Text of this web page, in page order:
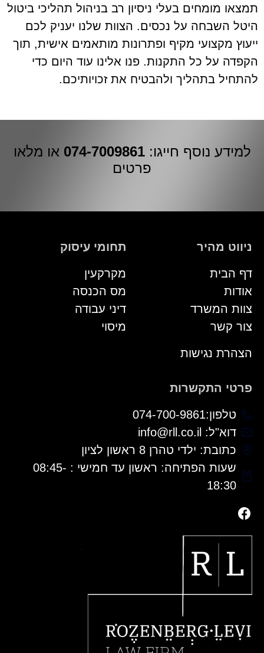
תמצאו מומחים בעלי ניסיון רב בניהול תהליכי ביטול
היטל השבחה על נכסים. הצוות שלנו יעניק לכם
ייעוץ מקצועי מקיף ופתרונות מותאמים אישית, תוך
הקפדה על כל התקנות. פנו אלינו עוד היום כדי
להתחיל בתהליך ולהבטיח את זכויותיכם.
למידע נוסף חייגו:074-7009861 או מלאו
פרטים
ניווט מהיר
דף הבית
אודות
צוות המשרד
צור קשר
הצהרת נגישות
תחומי עיסוק
מקרקעין
מס הכנסה
דיני עבודה
מיסוי
פרטי התקשרות
טלפון:074-700-9861
דוא"ל: info@rll.co.il
כתובת: ילדי טהרן 8 ראשון לציון
שעות הפתיחה: ראשון עד חמישי : 08:45-
18:30